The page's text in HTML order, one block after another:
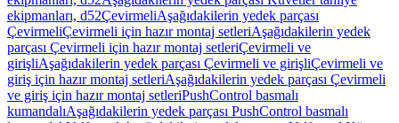
ekipmanları, d52ÇevirmeliAşağıdakilerin yedek parçası
ÇevirmeliÇevirmeli için hazır montaj setleriAşağıdakilerin yedek
parçası Çevirmeli için hazır montaj setleriÇevirmeli ve
girişliAşağıdakilerin yedek parçası Çevirmeli ve girişliÇevirmeli ve
giriş için hazır montaj setleriAşağıdakilerin yedek parçası Çevirmeli
ve giriş için hazır montaj setleriPushControl basmalı
kumandalıAşağıdakilerin yedek parçası PushControl basmalı